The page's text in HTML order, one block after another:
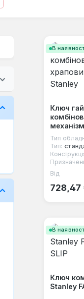
В
Ключ
Тип
Тип:
Від
728,47
В
Ключ
Stanley